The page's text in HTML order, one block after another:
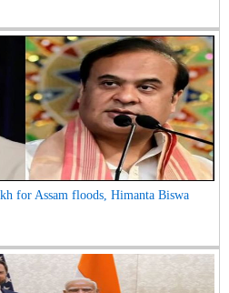
for Assam floods, Himanta Biswa